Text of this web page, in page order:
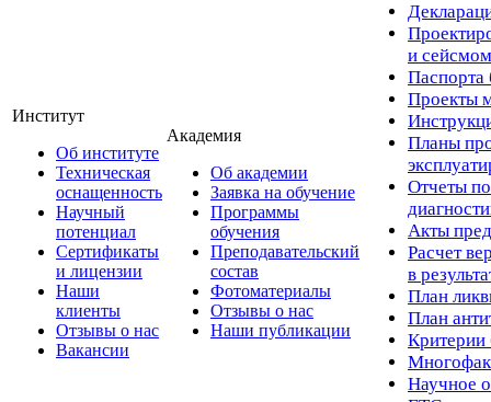
Институт
Об институте
Техническая
оснащенность
Научный
потенциал
Сертификаты
и лицензии
Наши
клиенты
Отзывы о нас
Вакансии
Академия
Об академии
Заявка на обучение
Программы
обучения
Преподавательский
состав
Фотоматериалы
Отзывы о нас
Наши публикации
и
Паспорта
Проекты
Планы
Отчеты по
Акты
Расчет
в
План
План
Критерии
Научное